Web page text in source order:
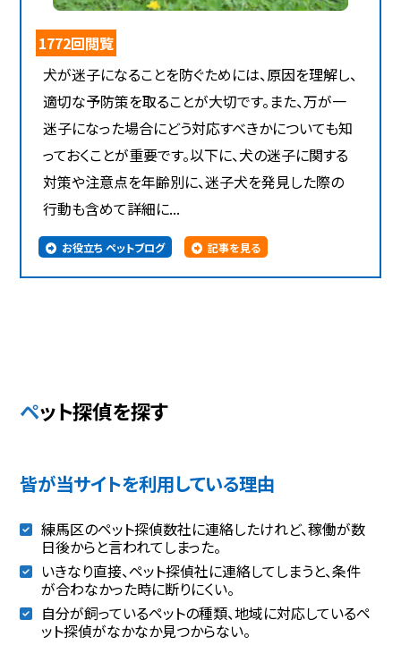
1772回閲覧
犬が迷子になることを防ぐためには、原因を理解し、
適切な予防策を取ることが大切です。また、万が一
迷子になった場合にどう対応すべきかについても知
っておくことが重要です。以下に、犬の迷子に関する
対策や注意点を年齢別に、迷子犬を発見した際の
行動も含めて詳細に...
お役立ち ペットブログ 記事を見る
ペット探偵を探す
皆が当サイトを利用している理由
練馬区のペット探偵数社に連絡したけれど、稼働が数
日後からと言われてしまった。
いきなり直接、ペット探偵社に連絡してしまうと、条件
が合わなかった時に断りにくい。
自分が飼っているペットの種類、地域に対応しているペ
ット探偵がなかなか見つからない。